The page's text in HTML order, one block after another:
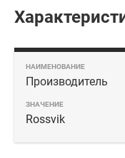
Производитель
Rossvik